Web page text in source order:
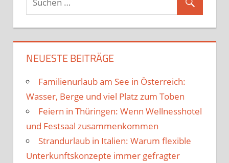
NEUESTE BEITRÄGE
Familienurlaub am See in Österreich:
Wasser, Berge und viel Platz zum Toben
Feiern in Thüringen: Wenn Wellnesshotel
und Festsaal zusammenkommen
Strandurlaub in Italien: Warum flexible
Unterkunftskonzepte immer gefragter